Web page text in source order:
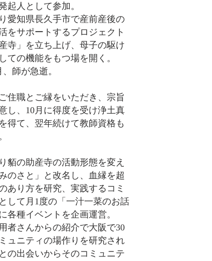
起人として参加。
愛知県長久手市で産前産後の
をサポートするプロジェクト
寺」を立ち上げ、母子の駆け
ての機能をもつ場を開く。
師が急逝。
住職とご縁をいただき、宗旨
し、10月に得度を受け浄土真
得て、翌年続けて教師資格も
貊の助産寺の活動形態を変え
のさと」と改名し、血縁を超
あり方を研究、実践するコミ
して月1度の「一汁一菜のお話
各種イベントを企画運営。
者さんからの紹介で大阪で30
ュニティの場作りを研究され
の出会いからそのコミュニテ